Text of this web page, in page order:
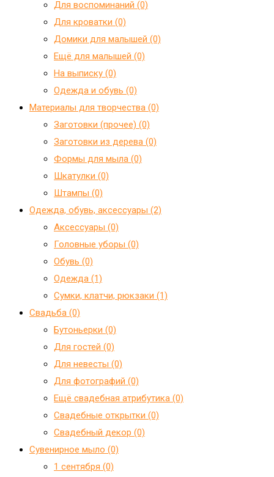
Для воспоминаний (0)
Для кроватки (0)
Домики для малышей (0)
Ещё для малышей (0)
На выписку (0)
Одежда и обувь (0)
Материалы для творчества (0)
Заготовки (прочее) (0)
Заготовки из дерева (0)
Формы для мыла (0)
Шкатулки (0)
Штампы (0)
Одежда, обувь, аксессуары (2)
Аксессуары (0)
Головные уборы (0)
Обувь (0)
Одежда (1)
Сумки, клатчи, рюкзаки (1)
Свадьба (0)
Бутоньерки (0)
Для гостей (0)
Для невесты (0)
Для фотографий (0)
Ещё свадебная атрибутика (0)
Свадебные открытки (0)
Свадебный декор (0)
Сувенирное мыло (0)
1 сентября (0)